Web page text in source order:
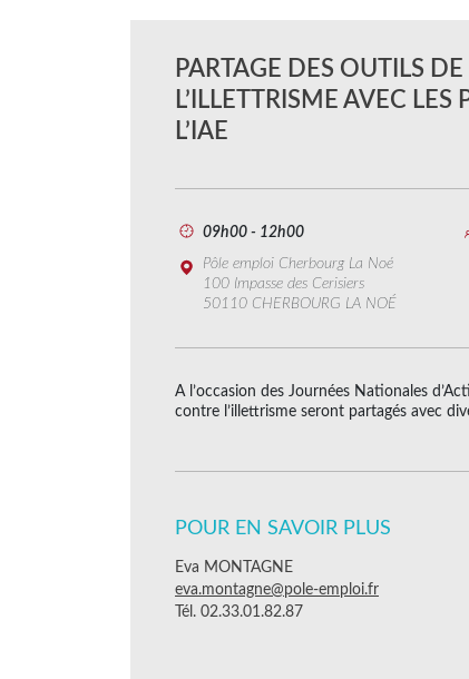
PARTAGE DES OUTILS
L’ILLETTRISME AVEC LES
L’IAE
09h00 - 12h00
Pôle emploi Cherbourg La Noé
100 Impasse des Cerisiers
50110 CHERBOURG LA NOÉ
A l’occasion des Journées Nationales
contre l’illettrisme seront partagés avec
POUR EN SAVOIR PLUS
Eva MONTAGNE
eva.montagne@pole-emploi.fr
Tél. 02.33.01.82.87